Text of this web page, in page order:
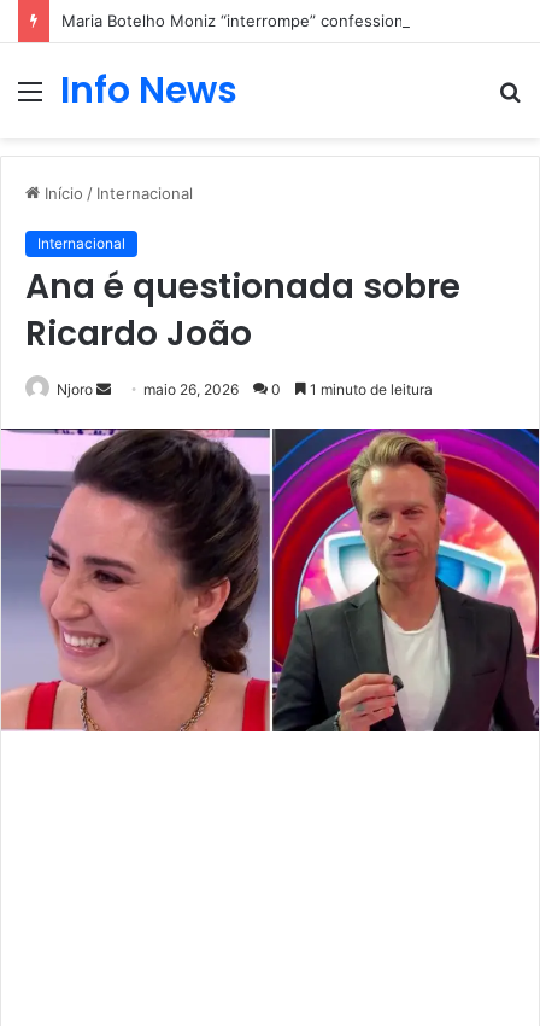
Maria Botelho Moniz “interrompe” confessionário
Menu
Info News
Início / Internacional
Internacional
Ana é questionada sobre
Ricardo João
Njoro
Mande
e-
mail
maio 26, 2026 0 1 minuto de leitura